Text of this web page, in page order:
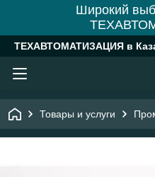
Широкий
ТЕХАВТОМАТИЗАЦИЯ в
Товары и услуги